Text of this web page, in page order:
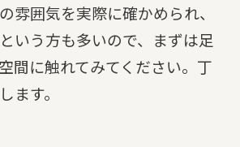
雰囲気を実際に確かめられ、
いう方も多いので、まずは足
間に触れてみてください。丁
ます。